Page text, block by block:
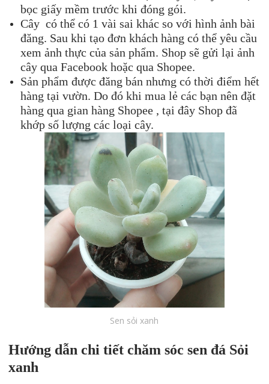
bọc giấy mềm trước khi đóng gói.
Cây có thể có 1 vài sai khác so với hình ảnh bài
đăng. Sau khi tạo đơn khách hàng có thể yêu cầu
xem ảnh thực của sản phẩm. Shop sẽ gửi lại ảnh
cây qua Facebook hoặc qua Shopee.
Sản phẩm được đăng bán nhưng có thời điểm hết
hàng tại vườn. Do đó khi mua lẻ các bạn nên đặt
hàng qua gian hàng Shopee , tại đây Shop đã
khớp số lượng các loại cây.
Sen sỏi xanh
Hướng dẫn chi tiết chăm sóc sen đá Sỏi
xanh